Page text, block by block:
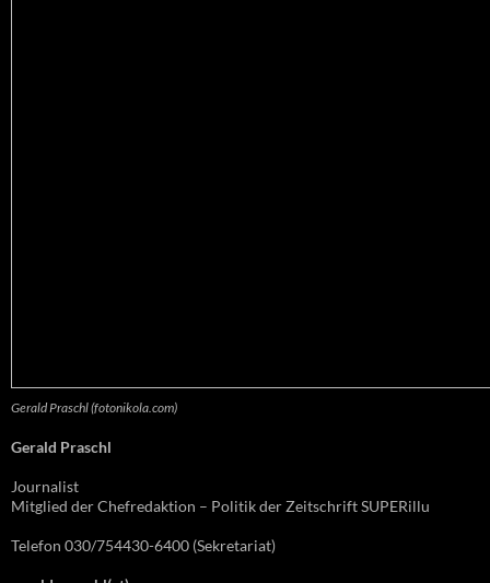
Gerald Praschl (fotonikola.com)
Gerald Praschl
Journalist
Mitglied der Chefredaktion – Politik der Zeitschrift SUPERillu
Telefon 030/754430-6400 (Sekretariat)